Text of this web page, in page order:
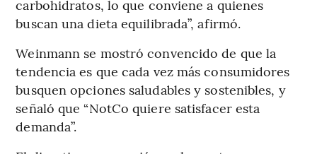
carbohidratos, lo que conviene a quienes
buscan una dieta equilibrada”, afirmó.
Weinmann se mostró convencido de que la
tendencia es que cada vez más consumidores
busquen opciones saludables y sostenibles, y
señaló que “NotCo quiere satisfacer esta
demanda”.